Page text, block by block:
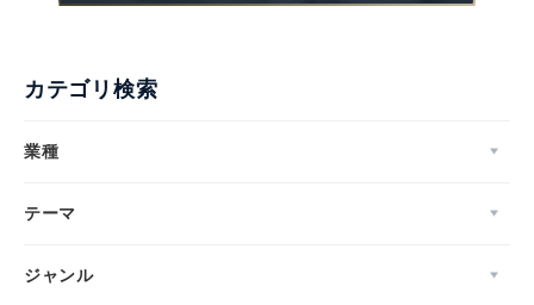
カテゴリ検索
業種
テーマ
ジャンル